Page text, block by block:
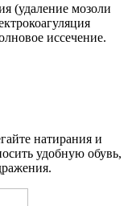
(удаление мозоли
иссечение.
натирания и
удобную обувь,